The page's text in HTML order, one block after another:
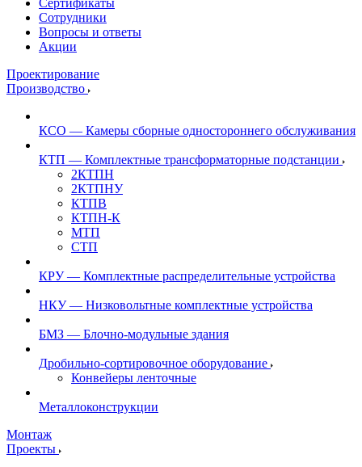
Сертификаты
Сотрудники
Вопросы и ответы
Акции
Проектирование
Производство
КСО — Камеры сборные одностороннего обслуживания
КТП — Комплектные трансформаторные подстанции
2КТПН
2КТПНУ
КТПВ
КТПН-К
МТП
СТП
КРУ — Комплектные распределительные устройства
НКУ — Низковольтные комплектные устройства
БМЗ — Блочно-модульные здания
Дробильно-сортировочное оборудование
Конвейеры ленточные
Металлоконструкции
Монтаж
Проекты